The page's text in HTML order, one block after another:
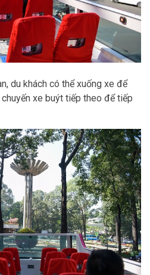
du khách có thể xuống xe để
xe buýt tiếp theo để tiếp